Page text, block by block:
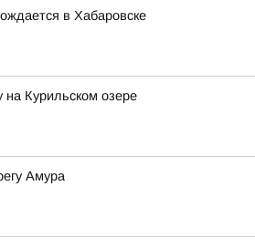
в Хабаровске
Курильском озере
Амура